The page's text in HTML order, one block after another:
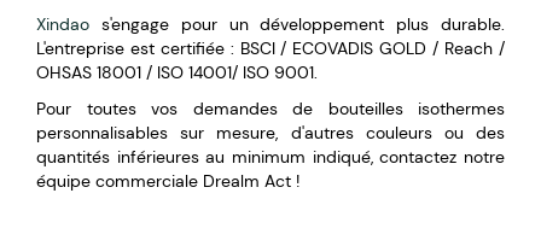
Xindao s'engage pour un développement plus durable.
L'entreprise est certifiée : BSCI / ECOVADIS GOLD / Reach /
OHSAS 18001 / ISO 14001/ ISO 9001.
Pour toutes vos demandes de bouteilles isothermes
personnalisables sur mesure, d'autres couleurs ou des
quantités inférieures au minimum indiqué, contactez notre
équipe commerciale Drealm Act !